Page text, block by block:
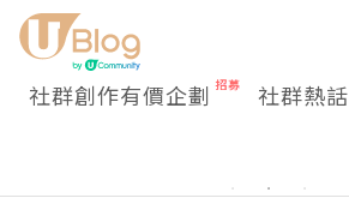
社群創作有價企劃 社群熱話